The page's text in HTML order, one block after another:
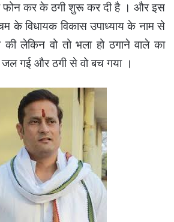
फोन कर के ठगी शुरू कर दी है । और इस
के विधायक विकास उपाध्याय के नाम से
लेकिन वो तो भला हो ठगाने वाले का
जल गई और ठगी से वो बच गया ।